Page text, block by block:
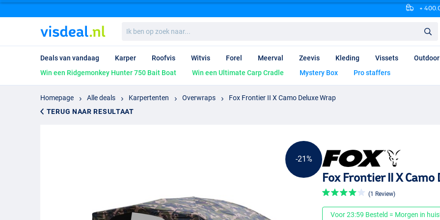
+
ben
op
naar...
Deals van vandaag Karper Roofvis Witvis Forel Meerval Zeevis Kleding Vissets Outdoor
Win een Ridgemonkey Hunter 750 Bait Boat
Win een Ultimate Carp Cradle Mystery Box Pro staffers
Homepage Alle deals Karpertenten Overwraps
Fox Frontier II X Camo Deluxe Wrap
TERUG NAAR RESULTAAT
-21%
Fox Frontier II X Camo
(1 Review)
Voor 23:59 Besteld = Morgen in